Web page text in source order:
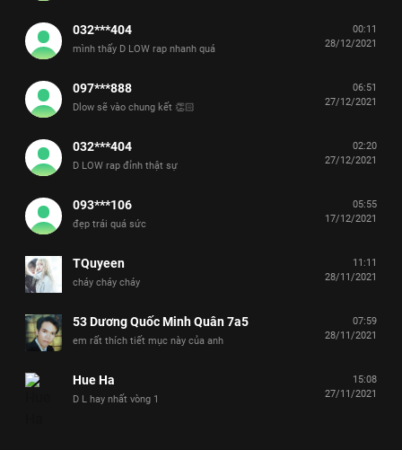
032***404
mình thấy D LOW rap nhanh quá
00:11
28/12/2021
097***888
Dlow sẽ vào chung kết 👏🏻
06:51
27/12/2021
032***404
D LOW rap đỉnh thật sự
02:20
27/12/2021
093***106
đẹp trái quá sức
05:55
17/12/2021
TQuyeen
cháy cháy cháy
11:11
28/11/2021
53 Dương Quốc Minh Quân 7a5
em rất thích tiết mục này của anh
07:59
28/11/2021
Hue Ha
D L hay nhất vòng 1
15:08
27/11/2021